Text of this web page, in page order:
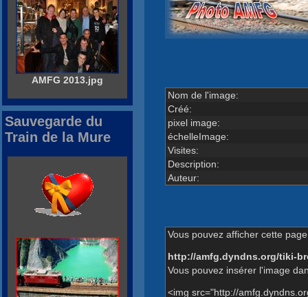
Nom de l'image:
Créé:
pixel image:
échelleImage:
Visites:
Description:
Auteur:
Vous pouvez afficher cette
http://amfg.dyndns.org/tiki-
Vous pouvez insérer l'image
<img src="http://
AMFG 2013.jpg
Sauvegarde du
Train de la Mure